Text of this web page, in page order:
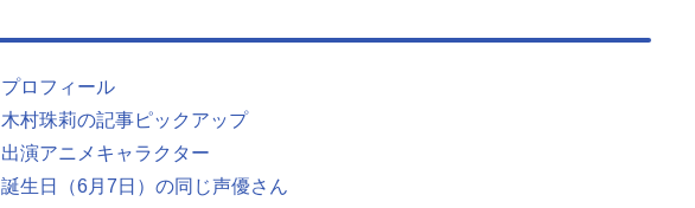
プロフィール
木村珠莉の記事ピックアップ
出演アニメキャラクター
誕生日（6月7日）の同じ声優さん